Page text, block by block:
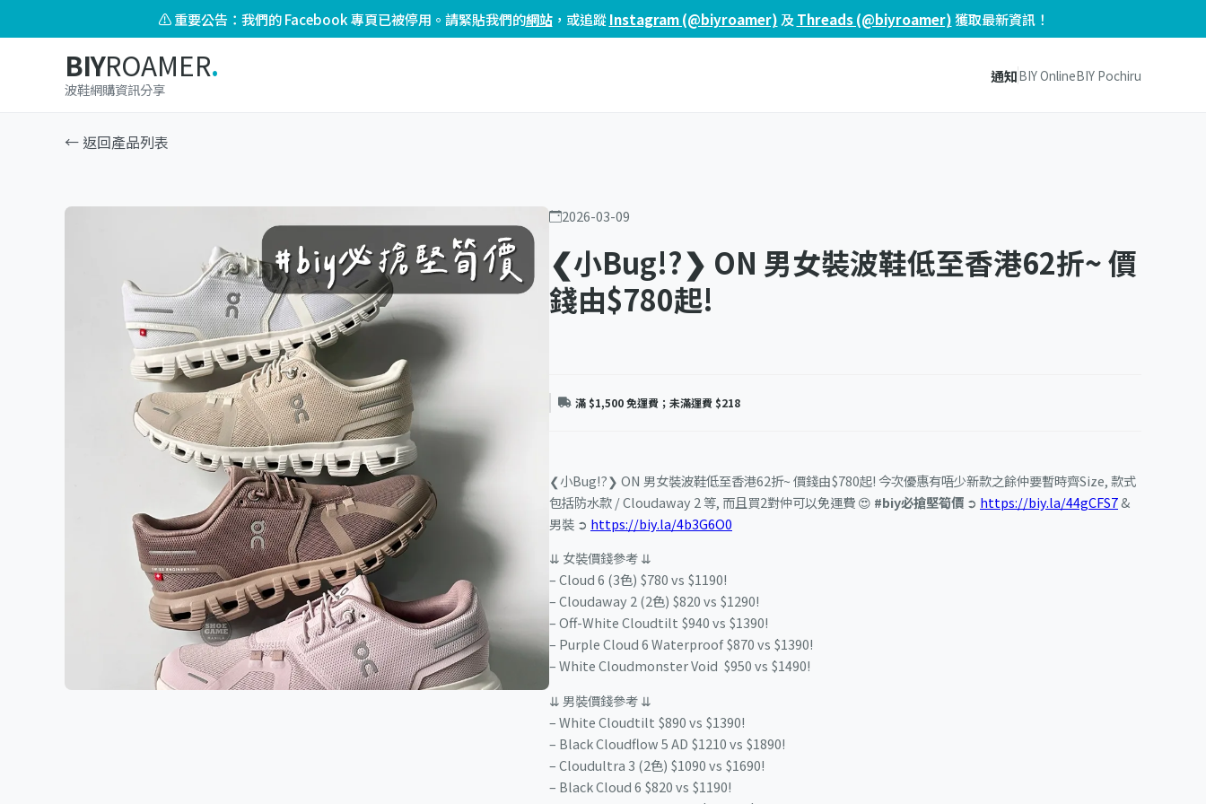
⚠️ 重要公告：我們的 Facebook 專頁已被停用。請緊貼我們的網站，或追蹤Instagram (@biyroamer) 及 Threads (@biyroamer)獲取最新資訊！
BIYROAMER.
波鞋網購資訊分享
通知BIY OnlineBIY Pochiru
← 返回產品列表
2026-03-09
❮小Bug!?❯ ON 男女裝波鞋低至香港62折~ 價
錢由$780起!
滿 $1,500 免運費；未滿運費 $218
❮小Bug!?❯ ON 男女裝波鞋低至香港62折~ 價錢由$780起! 今次優惠有唔少新款之餘仲要暫時齊Size, 款式
包括防水款 / Cloudaway 2 等, 而且買2對仲可以免運費 😍 #biy必搶堅筍價 ➲ https://biy.la/44gCFS7&
男裝 ➲ https://biy.la/4b3G6O0
⇊ 女裝價錢參考 ⇊
– Cloud 6 (3色) $780 vs $1190!
– Cloudaway 2 (2色) $820 vs $1290!
– Off-White Cloudtilt $940 vs $1390!
– Purple Cloud 6 Waterproof $870 vs $1390!
– White Cloudmonster Void $950 vs $1490!
⇊ 男裝價錢參考 ⇊
– White Cloudtilt $890 vs $1390!
– Black Cloudflow 5 AD $1210 vs $1890!
– Cloudultra 3 (2色) $1090 vs $1690!
– Black Cloud 6 $820 vs $1190!